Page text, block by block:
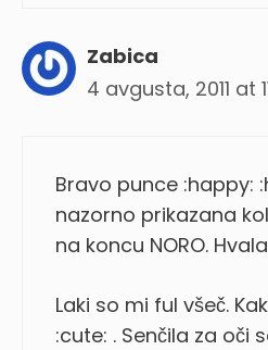
Zabica
4 avgusta, 2011 at
Bravo punce :happy:
nazorno prikazana
na koncu NORO.
Laki so mi ful všeč.
:cute: . Senčila za oči